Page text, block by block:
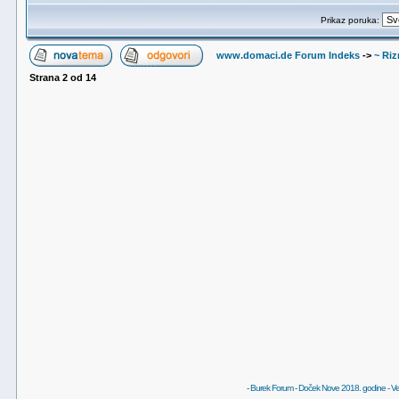
Prikaz poruka:
www.domaci.de Forum Indeks -> ~
Strana 2 od 14
-Burek Forum-Doček Nove 2018. godine-